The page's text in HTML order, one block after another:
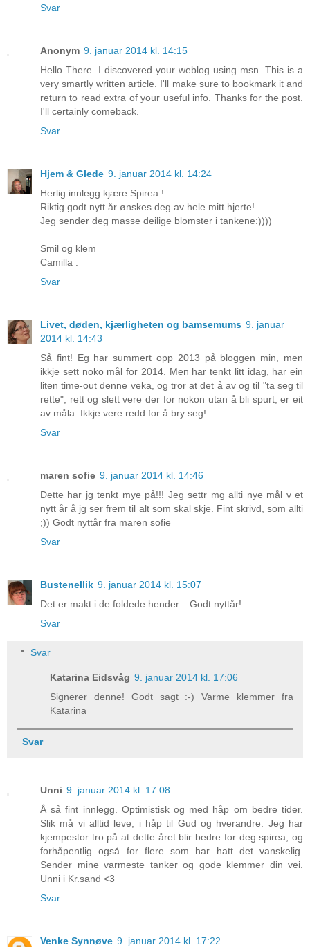
Svar
Anonym 9. januar 2014 kl. 14:15
Hello There. I discovered your weblog using msn. This is a
very smartly written article. I'll make sure to bookmark it and
return to read extra of your useful info. Thanks for the post.
I'll certainly comeback.
Svar
Hjem & Glede 9. januar 2014 kl. 14:24
Herlig innlegg kjære Spirea !
Riktig godt nytt år ønskes deg av hele mitt hjerte!
Jeg sender deg masse deilige blomster i tankene:))))
Smil og klem
Camilla .
Svar
Livet, døden, kjærligheten og bamsemums 9. januar
2014 kl. 14:43
Så fint! Eg har summert opp 2013 på bloggen min, men
ikkje sett noko mål for 2014. Men har tenkt litt idag, har ein
liten time-out denne veka, og tror at det å av og til "ta seg til
rette", rett og slett vere der for nokon utan å bli spurt, er eit
av måla. Ikkje vere redd for å bry seg!
Svar
maren sofie 9. januar 2014 kl. 14:46
Dette har jg tenkt mye på!!! Jeg settr mg allti nye mål v et
nytt år å jg ser frem til alt som skal skje. Fint skrivd, som allti
;)) Godt nyttår fra maren sofie
Svar
Bustenellik 9. januar 2014 kl. 15:07
Det er makt i de foldede hender... Godt nyttår!
Svar
Svar
Katarina Eidsvåg 9. januar 2014 kl. 17:06
Signerer denne! Godt sagt :-) Varme klemmer fra
Katarina
Svar
Unni 9. januar 2014 kl. 17:08
Å så fint innlegg. Optimistisk og med håp om bedre tider.
Slik må vi alltid leve, i håp til Gud og hverandre. Jeg har
kjempestor tro på at dette året blir bedre for deg spirea, og
forhåpentlig også for flere som har hatt det vanskelig.
Sender mine varmeste tanker og gode klemmer din vei.
Unni i Kr.sand <3
Svar
Venke Synnøve 9. januar 2014 kl. 17:22